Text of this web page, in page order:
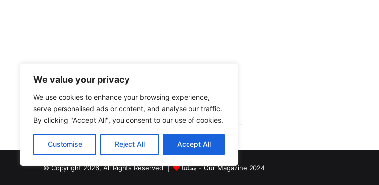
We value your privacy
We use cookies to enhance your browsing experience,
serve personalised ads or content, and analyse our traffic.
By clicking "Accept All", you consent to our use of cookies.
Customise Reject All Accept All
© Copyright 2026, All Rights Reserved | مجلتنا - Our Magazine 2024